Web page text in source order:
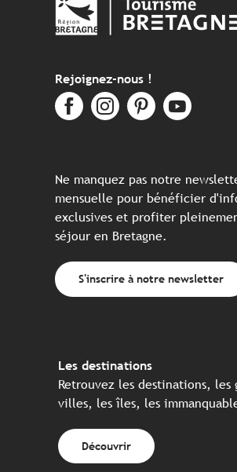
Rejoignez-nous !
Ne manquez pas notre
mensuelle pour bénéficier
exclusives et profiter
séjour en Bretagne.
S'inscrire à notre newsletter
Les destinations
Retrouvez les destinations, les
villes, les îles, les
Découvrir